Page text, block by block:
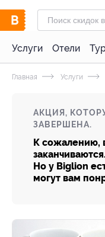
Услуги Отели
Главная Услуги
АКЦИЯ,
ЗАВЕРШЕНА.
К сожалению,
заканчиваются.
Но у Biglion
могут вам